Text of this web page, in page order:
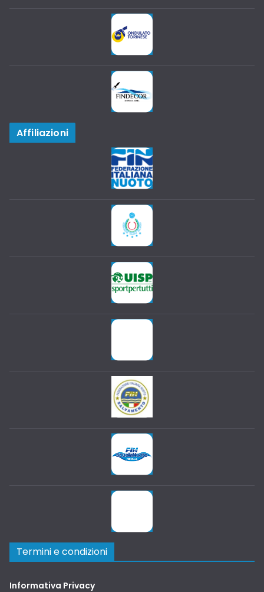
Affiliazioni
Termini e condizioni
Informativa Privacy